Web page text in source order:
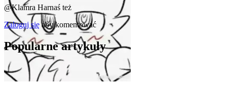
@Klamra Harnaś też
Zaloguj sięaby komentować
Popularne artykuły